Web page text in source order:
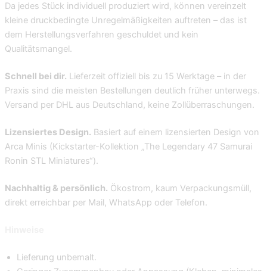
Da jedes Stück individuell produziert wird, können vereinzelt
kleine druckbedingte Unregelmäßigkeiten auftreten – das ist
dem Herstellungsverfahren geschuldet und kein
Qualitätsmangel.
Schnell bei dir. Lieferzeit offiziell bis zu 15 Werktage – in der
Praxis sind die meisten Bestellungen deutlich früher unterwegs.
Versand per DHL aus Deutschland, keine Zollüberraschungen.
Lizensiertes Design. Basiert auf einem lizensierten Design von
Arca Minis (Kickstarter-Kollektion „The Legendary 47 Samurai
Ronin STL Miniatures“).
Nachhaltig & persönlich. Ökostrom, kaum Verpackungsmüll,
direkt erreichbar per Mail, WhatsApp oder Telefon.
Lieferung unbemalt.